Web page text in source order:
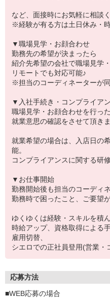
など、面接時にお気軽に相談
※経験が有る方は土日休み・
▼職場見学・お顔合わせ
勤務先の希望が決まったら
紹介先希望の会社で職場見学
リモートでも対応可能♪
※担当のコーディネーターが
▼入社手続き・コンプライア
職場見学・お顔合わせを行っ
就業意思の確認をさせて頂きま
就業希望の場合は、入店日の
能。
コンプライアンスに関する研
▼お仕事開始
勤務開始後も担当のコーディ
勤務時で困ったこと、ご要望
ゆくゆくは経験・スキルを積
時給アップ、資格取得による
雇用切替、
シエロでの正社員登用(営業・
応募方法
■WEB応募の場合